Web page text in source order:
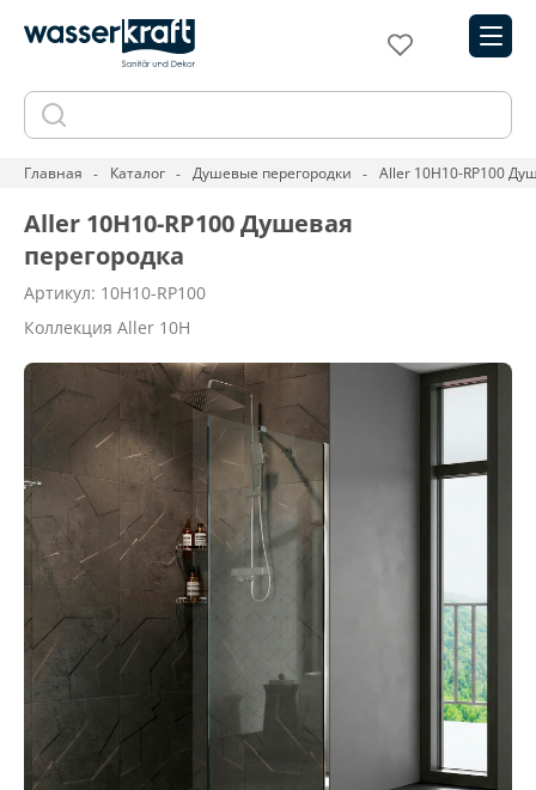
Главная Каталог Душевые перегородки Aller 10H10-RP100
Aller 10H10-RP100 Душевая
перегородка
Артикул: 10H10-RP100
Коллекция Aller 10H